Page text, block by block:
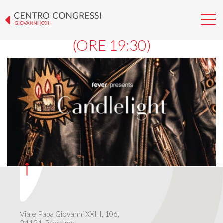
CANDLELIGHT – LUNGA VITA
ALLE LEGGENDE DEL ROCK
(ORE 19:30)
Viale Papa Giovanni XXIII, 106,